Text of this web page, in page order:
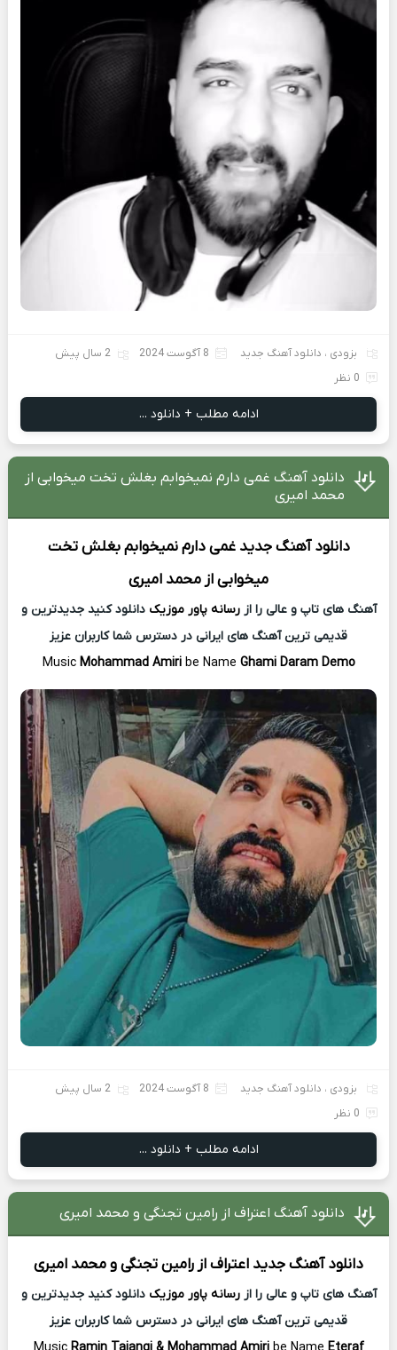
بزودی ، دانلود آهنگ جدید 8 آگوست 2024
2 سال پیش
0 نظر
ادامه مطلب + دانلود ...
دانلود آهنگ غمی دارم نمیخوابم بغلش تخت میخوابی از
محمد امیری
دانلود آهنگ جدید غمی دارم نمیخوابم بغلش تخت
میخوابی ازمحمد امیری
آهنگ های تاپ و عالی را ازرسانه پاور موزیک دانلود کنید جدیدترین و
قدیمی ترین آهنگ های ایرانی در دسترس شما کاربران عزیز
MusicMohammad Amiri be Name Ghami Daram Demo
بزودی ، دانلود آهنگ جدید 8 آگوست 2024
2 سال پیش
0 نظر
ادامه مطلب + دانلود ...
دانلود آهنگ اعتراف از رامین تجنگی و محمد امیری
دانلود آهنگ جدید اعتراف ازرامین تجنگی و محمد امیری
آهنگ های تاپ و عالی را ازرسانه پاور موزیک دانلود کنید جدیدترین و
قدیمی ترین آهنگ های ایرانی در دسترس شما کاربران عزیز